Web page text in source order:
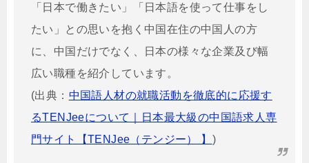
「日本で働きたい」「日本語を使って仕事をし
たい」との思いを抱く中国在住の中国人の方
に、中国だけでなく、日本の様々な企業及び幅
広い職種を紹介しています。
(出典： 中国語人材の就職活動を徹底的に応援す
るTENJeeについて｜日本最大級の中国語求人専
門サイト【TENJee（テンジー） 】 )